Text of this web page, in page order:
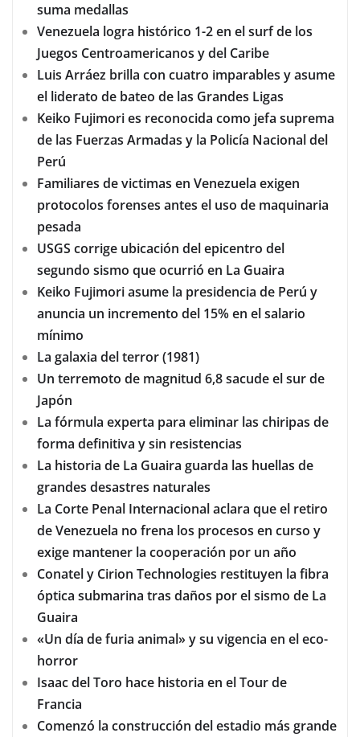
suma medallas
Venezuela logra histórico 1-2 en el surf de los
Juegos Centroamericanos y del Caribe
Luis Arráez brilla con cuatro imparables y asume
el liderato de bateo de las Grandes Ligas
Keiko Fujimori es reconocida como jefa suprema
de las Fuerzas Armadas y la Policía Nacional del
Perú
Familiares de victimas en Venezuela exigen
protocolos forenses antes el uso de maquinaria
pesada
USGS corrige ubicación del epicentro del
segundo sismo que ocurrió en La Guaira
Keiko Fujimori asume la presidencia de Perú y
anuncia un incremento del 15% en el salario
mínimo
La galaxia del terror (1981)
Un terremoto de magnitud 6,8 sacude el sur de
Japón
La fórmula experta para eliminar las chiripas de
forma definitiva y sin resistencias
La historia de La Guaira guarda las huellas de
grandes desastres naturales
La Corte Penal Internacional aclara que el retiro
de Venezuela no frena los procesos en curso y
exige mantener la cooperación por un año
Conatel y Cirion Technologies restituyen la fibra
óptica submarina tras daños por el sismo de La
Guaira
«Un día de furia animal» y su vigencia en el eco-
horror
Isaac del Toro hace historia en el Tour de
Francia
Comenzó la construcción del estadio más grande